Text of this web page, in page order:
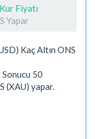
Fiyatı
Yapar
Kaç Altın ONS
50
(XAU) yapar.